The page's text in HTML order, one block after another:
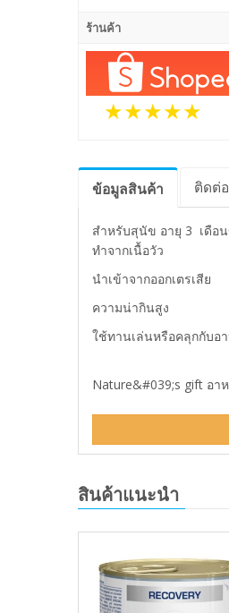
ร้านค้า
ข้อมูลสินค้า ติดต่
สำหรับสุนัข อายุ 3 เดือ
ทำจากเนื้อวัว
นำเข้าจากออกเตรเสีย
ความน่ากินสูง
ใช้ทานเล่นหรือคลุกกับอ
Nature&#039;s gift อา
สินค้าแนะนำ